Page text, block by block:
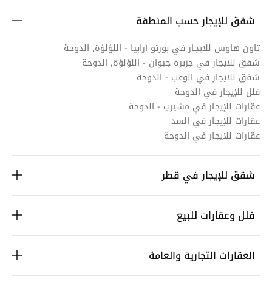
شقق للإيجار حسب المنطقة
تاون هاوس للايجار في بورتو أرابيا - اللؤلؤة, الدوحة
شقق للايجار في جزيرة جيوان - اللؤلؤة, الدوحة
شقق للايجار في الوعب - الدوحة
فلل للإيجار في الدوحة
عقارات للإيجار في مشيرب - الدوحة
عقارات للإيجار في السد
عقارات للايجار في الدوحة
شقق للإيجار في قطر
فلل وعقارات للبيع
العقارات التجارية والعامة